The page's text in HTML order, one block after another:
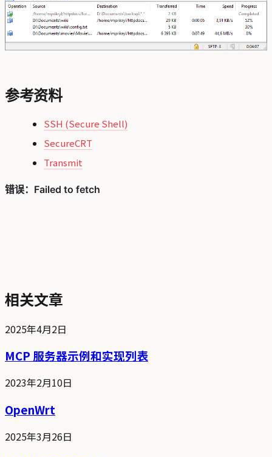
参考资料
SSH (Secure Shell)
SecureCRT
Transmit
相关文章
2025年4月2日
MCP 服务器示例和实现列表
2023年2月10日
OpenWrt
2025年3月26日